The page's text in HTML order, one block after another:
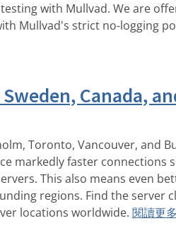
with Mullvad. We are
Mullvad's strict no-logging
Canada,
Toronto, Vancouver, and
markedly faster connections
This also means even
regions. Find the server
locations worldwide. 閱讀更